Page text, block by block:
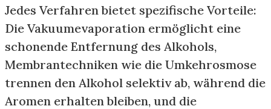
Jedes Verfahren bietet spezifische Vorteile:
Die Vakuumevaporation ermöglicht eine
schonende Entfernung des Alkohols,
Membrantechniken wie die Umkehrosmose
trennen den Alkohol selektiv ab, während die
Aromen erhalten bleiben, und die